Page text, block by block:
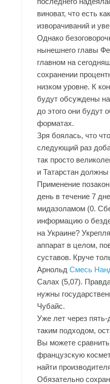
виноват, что есть
изворачиваний и
Однако
нынешнего главы
главном на
сохранении
низком уровне. К
будут обсуждены
до этого они будут
форматах.
Зря боялась, что
следующий раз
так просто
и Татарстан
Применение
день в течение 7
мидазоламом (0.
информацию о
на Украине?
аппарат в целом,
суставов. Круче
АрнольдСмесь
Салах (5,07).
нужны
Чубайс.
Уже лет через
таким подходом,
Вы можете
французскую
найти
Обязательно